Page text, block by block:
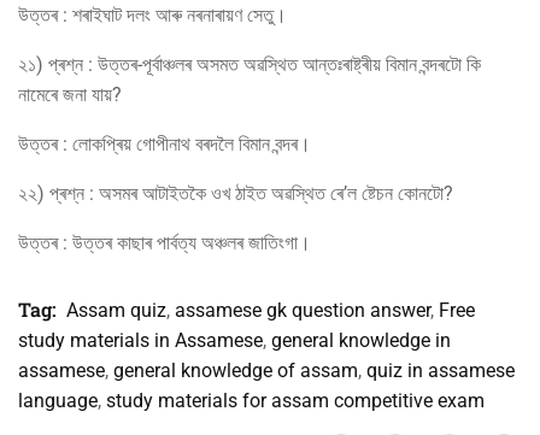
উত্তৰ : শৰাইঘাট দলং আৰু নৰনাৰায়ণ সেতু।
২১) প্ৰশ্ন : উত্তৰ-পূৰ্বাঞ্চলৰ অসমত অৱস্থিত আন্তঃৰাষ্ট্ৰীয় বিমান বন্দৰটো কি
নামেৰে জনা যায়?
উত্তৰ : লোকপ্ৰিয় গোপীনাথ বৰদলৈ বিমান বন্দৰ।
২২) প্ৰশ্ন : অসমৰ আটাইতকৈ ওখ ঠাইত অৱস্থিত ৰে’ল ষ্টেচন কোনটো?
উত্তৰ : উত্তৰ কাছাৰ পাৰ্বত্য অঞ্চলৰ জাতিংগা।
Tag: Assam quiz, assamese gk question answer, Free
study materials in Assamese, general knowledge in
assamese, general knowledge of assam, quiz in assamese
language, study materials for assam competitive exam